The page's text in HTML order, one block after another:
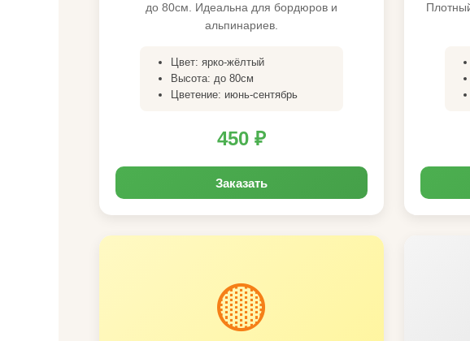
до 80см. Идеальна для бордюров и
альпинариев.
Цвет: ярко-жёлтый
Высота: до 80см
Цветение: июнь-сентябрь
450 ₽
Заказать
🟡